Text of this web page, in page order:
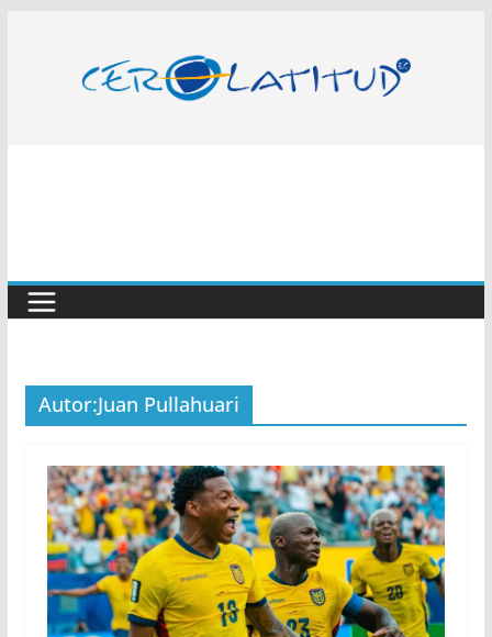
contenido
Autor:Juan Pullahuari